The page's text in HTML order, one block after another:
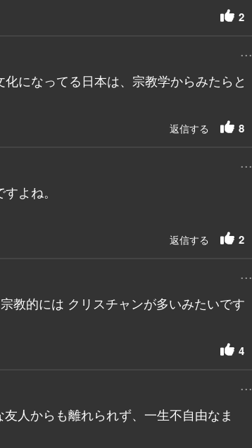
2
...
になってる日本は、宗教学からみたらと
8
返信する
...
よね。
2
返信する
...
教的には クリスチャンが多いみたいです
4
...
人からも離れられず、一生不自由なま